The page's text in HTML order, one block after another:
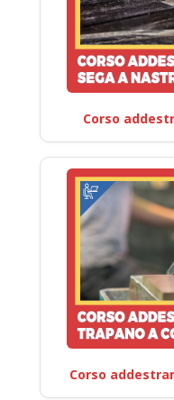
Corso
Corso